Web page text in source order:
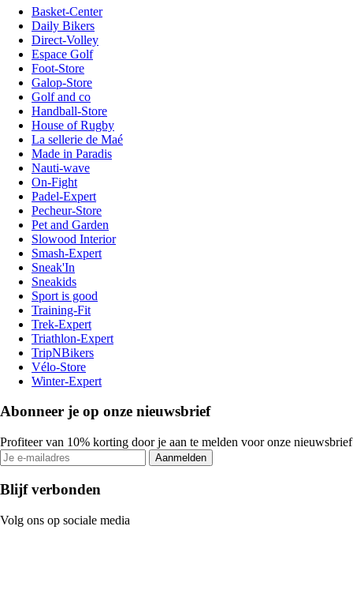
Basket-Center
Daily Bikers
Direct-Volley
Espace Golf
Foot-Store
Galop-Store
Golf and co
Handball-Store
House of Rugby
La sellerie de Maé
Made in Paradis
Nauti-wave
On-Fight
Padel-Expert
Pecheur-Store
Pet and Garden
Slowood Interior
Smash-Expert
Sneak'In
Sneakids
Sport is good
Training-Fit
Trek-Expert
Triathlon-Expert
TripNBikers
Vélo-Store
Winter-Expert
Abonneer je op onze nieuwsbrief
Profiteer van 10% korting door je aan te melden voor onze nieuwsbrief
Aanmelden
Blijf verbonden
Volg ons op sociale media